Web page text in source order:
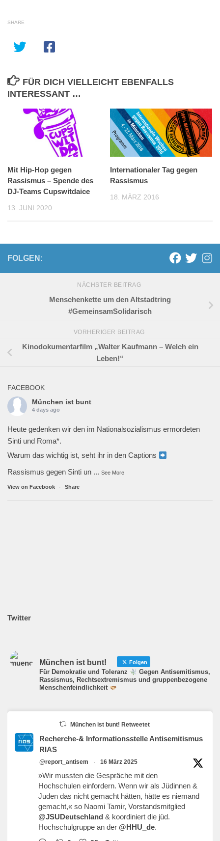
SHARE
FÜR DICH VIELLEICHT EBENFALLS
INTERESSANT …
Mit Hip-Hop gegen
Rassismus – Spende des
DJ-Teams Cupswitdaice
13. JUNI 2020
Internationaler Tag gegen
Rassismus
18. MÄRZ 2016
FOLGEN:
NÄCHSTER BEITRAG
Menschenkette um den Altstadtring
#GemeinsamSolidarisch
VORHERIGER BEITRAG
Kinodokumentarfilm „Walter Kaufmann – Welch ein
Leben!“
FACEBOOK
München ist bunt
4 days ago
Heute gedenken wir den im Nationalsozialismus ermordeten
Sinti und Roma*.
Warum das wichtig ist, seht ihr in den Captions
Rassismus gegen Sinti un ... See More
View on Facebook · Share
Twitter
München ist bunt! Folgen
Für Demokratie und Toleranz
Gegen Antisemitismus,
Rassismus, Rechtsextremismus und gruppenbezogene
Menschenfeindlichkeit
München ist bunt! Retweetet
Recherche-& Informationsstelle Antisemitismus
RIAS
@report_antisem · 16 März 2025
»Wir mussten die Gespräche mit den
Hochschulen einfordern. Wenn wir als Jüdinnen &
Juden das nicht gemacht hätten, hätte es niemand
gemacht,« so Naomi Tamir, Vorstandsmitglied
@JSUDeutschland & koordiniert die jüd.
Hochschulgruppe an der @HHU_de.